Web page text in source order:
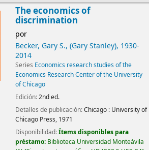
The economics of
discrimination
por
Becker, Gary S., (Gary Stanley), 1930-
2014
Series Economics research studies of the
Economics Research Center of the University
of Chicago
Edición:2nd ed.
Detalles de publicación:Chicago : University of
Chicago Press, 1971
Disponibilidad:Ítems disponibles para
préstamo: Biblioteca Universidad Monteávila